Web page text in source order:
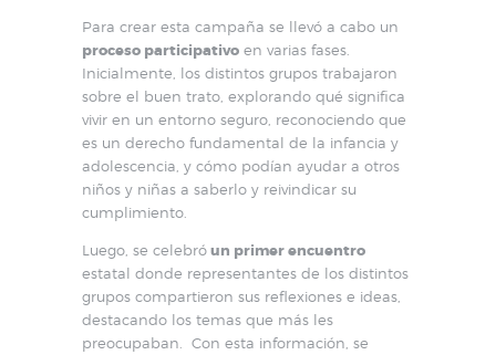
Para crear esta campaña se llevó a cabo un
proceso participativo en varias fases.
Inicialmente, los distintos grupos trabajaron
sobre el buen trato, explorando qué significa
vivir en un entorno seguro, reconociendo que
es un derecho fundamental de la infancia y
adolescencia, y cómo podían ayudar a otros
niños y niñas a saberlo y reivindicar su
cumplimiento.
Luego, se celebróun primer encuentro
estatal donde representantes de los distintos
grupos compartieron sus reflexiones e ideas,
destacando los temas que más les
preocupaban. Con esta información, se